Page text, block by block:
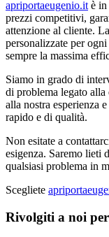
apriportaeugenio.it è
prezzi competitivi,
attenzione al cliente.
personalizzate per
sempre la massima
Siamo in grado di
di problema legato alla
alla nostra esperienza
rapido e di qualità.
Non esitate a
esigenza. Saremo lieti
qualsiasi problema in
Scegliete
Rivolgiti a noi